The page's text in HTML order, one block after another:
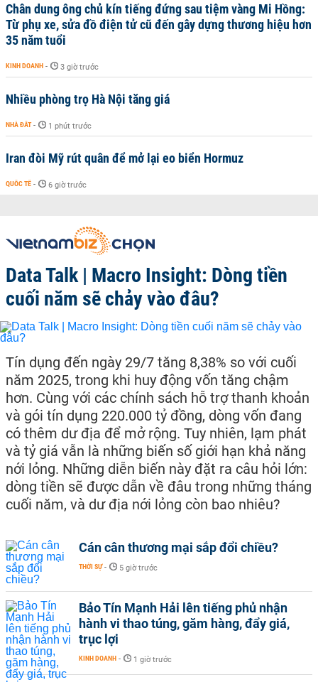
Chân dung ông chủ kín tiếng đứng sau tiệm vàng Mi Hồng:
Từ phụ xe, sửa đồ điện tử cũ đến gây dựng thương hiệu hơn
35 năm tuổi
KINH DOANH - 3 giờ trước
Nhiều phòng trọ Hà Nội tăng giá
NHÀ ĐẤT - 1 phút trước
Iran đòi Mỹ rút quân để mở lại eo biển Hormuz
QUỐC TẾ - 6 giờ trước
Data Talk | Macro Insight: Dòng tiền
cuối năm sẽ chảy vào đâu?
Tín dụng đến ngày 29/7 tăng 8,38% so với cuối
năm 2025, trong khi huy động vốn tăng chậm
hơn. Cùng với các chính sách hỗ trợ thanh khoản
và gói tín dụng 220.000 tỷ đồng, dòng vốn đang
có thêm dư địa để mở rộng. Tuy nhiên, lạm phát
và tỷ giá vẫn là những biến số giới hạn khả năng
nới lỏng. Những diễn biến này đặt ra câu hỏi lớn:
dòng tiền sẽ được dẫn về đâu trong những tháng
cuối năm, và dư địa nới lỏng còn bao nhiêu?
Cán cân thương mại sắp đổi chiều?
THỜI SỰ - 5 giờ trước
Bảo Tín Mạnh Hải lên tiếng phủ nhận
hành vi thao túng, găm hàng, đẩy giá,
trục lợi
KINH DOANH - 1 giờ trước